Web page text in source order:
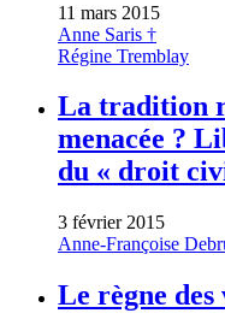
11 mars 2015
Anne Saris †
Régine Tremblay
La tradition
menacée ?
du « droit
3 février 2015
Anne-Françoise
Le règne